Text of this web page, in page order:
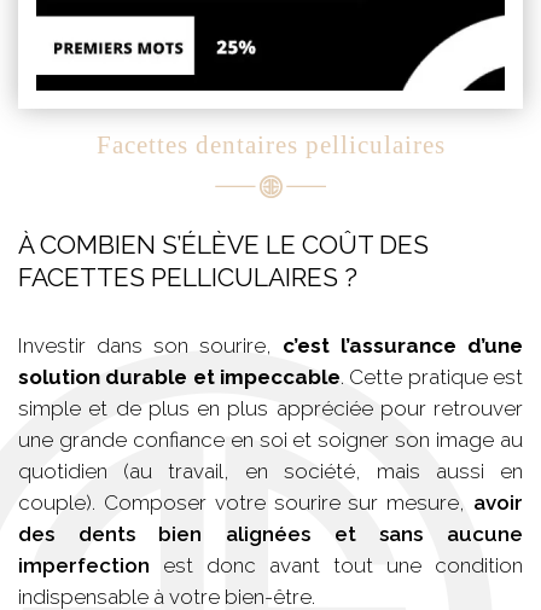
Facettes dentaires pelliculaires
À COMBIEN S’ÉLÈVE LE COÛT DES
FACETTES PELLICULAIRES ?
Investir dans son sourire, c’est l’assurance d’une
solution durable et impeccable. Cette pratique est
simple et de plus en plus appréciée pour retrouver
une grande confiance en soi et soigner son image au
quotidien (au travail, en société, mais aussi en
couple). Composer votre sourire sur mesure, avoir
des dents bien alignées et sans aucune
imperfection est donc avant tout une condition
indispensable à votre bien-être.